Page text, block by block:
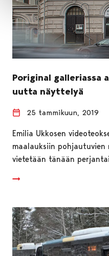
Poriginal galleriassa
uutta näyttelyä
25 tammikuun, 2019
Emilia Ukkosen
maalauksiin pohjautuvien
vietetään tänään